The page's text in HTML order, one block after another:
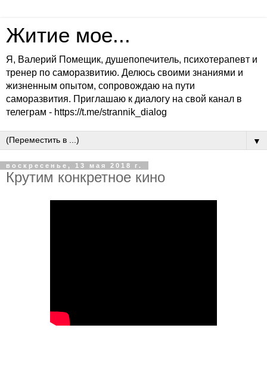
Житие мое...
Я, Валерий Помещик, душепопечитель, психотерапевт и
тренер по саморазвитию. Делюсь своими знаниями и
жизненным опытом, сопровождаю на пути
саморазвития. Приглашаю к диалогу на свой канал в
телеграм - https://t.me/strannik_dialog
▼
воскресенье, 13 мая 2018 г.
Крутим конкретное кино